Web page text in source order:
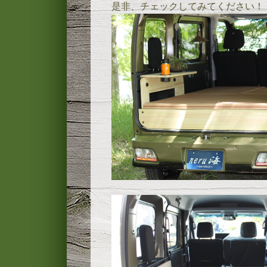
是非、チェックしてみてください！